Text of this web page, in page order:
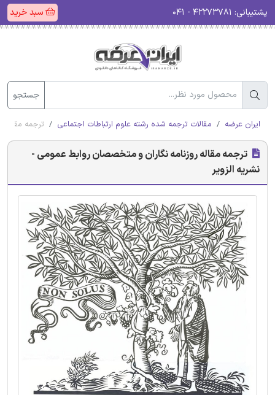
پشتیبانی: سبد خرید
جستجو
ایران عرضه مقالات ترجمه شده رشته علوم ارتباطات اجتماعی ترجمه مقاله
ترجمه مقاله روزنامه نگاران و متخصصان روابط عمومی -
نشریه الزویر